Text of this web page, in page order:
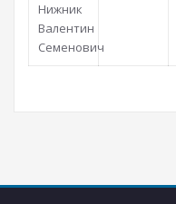
Нижник
Валентин
Семенович